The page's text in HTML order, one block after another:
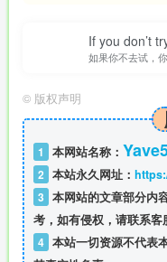
If you don’t
如果你不去试，
© 版权声明
1 本网站名称：
2 本站永久网址：
3 本网站的文章部分内
考，如有侵权，请联系客
4 本站一切资源不代表